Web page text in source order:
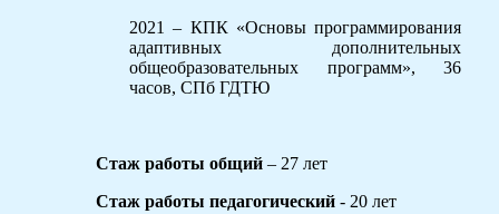
2021 – КПК «Основы программирования
адаптивных дополнительных
общеобразовательных программ», 36
часов, СПб ГДТЮ
Стаж работы общий – 27 лет
Стаж работы педагогический - 20 лет